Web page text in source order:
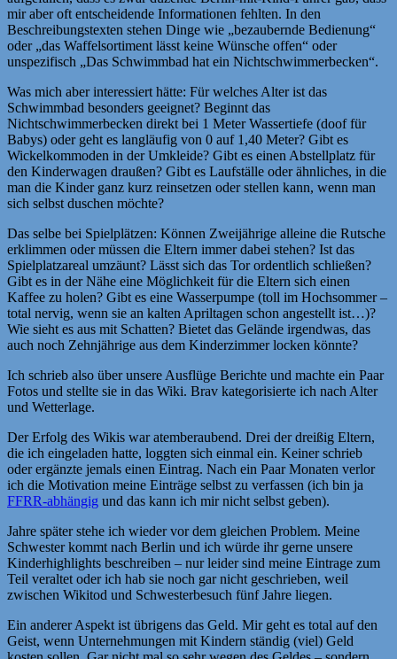
mir aber oft entscheidende Informationen fehlten. In den
Beschreibungstexten stehen Dinge wie „bezaubernde Bedienung“
oder „das Waffelsortiment lässt keine Wünsche offen“ oder
unspezifisch „Das Schwimmbad hat ein Nichtschwimmerbecken“.
Was mich aber interessiert hätte: Für welches Alter ist das
Schwimmbad besonders geeignet? Beginnt das
Nichtschwimmerbecken direkt bei 1 Meter Wassertiefe (doof für
Babys) oder geht es langläufig von 0 auf 1,40 Meter? Gibt es
Wickelkommoden in der Umkleide? Gibt es einen Abstellplatz für
den Kinderwagen draußen? Gibt es Laufställe oder ähnliches, in die
man die Kinder ganz kurz reinsetzen oder stellen kann, wenn man
sich selbst duschen möchte?
Das selbe bei Spielplätzen: Können Zweijährige alleine die Rutsche
erklimmen oder müssen die Eltern immer dabei stehen? Ist das
Spielplatzareal umzäunt? Lässt sich das Tor ordentlich schließen?
Gibt es in der Nähe eine Möglichkeit für die Eltern sich einen
Kaffee zu holen? Gibt es eine Wasserpumpe (toll im Hochsommer –
total nervig, wenn sie an kalten Apriltagen schon angestellt ist…)?
Wie sieht es aus mit Schatten? Bietet das Gelände irgendwas, das
auch noch Zehnjährige aus dem Kinderzimmer locken könnte?
Ich schrieb also über unsere Ausflüge Berichte und machte ein Paar
Fotos und stellte sie in das Wiki. Brav kategorisierte ich nach Alter
und Wetterlage.
Der Erfolg des Wikis war atemberaubend. Drei der dreißig Eltern,
die ich eingeladen hatte, loggten sich einmal ein. Keiner schrieb
oder ergänzte jemals einen Eintrag. Nach ein Paar Monaten verlor
ich die Motivation meine Einträge selbst zu verfassen (ich bin ja
FFRR-abhängig und das kann ich mir nicht selbst geben).
Jahre später stehe ich wieder vor dem gleichen Problem. Meine
Schwester kommt nach Berlin und ich würde ihr gerne unsere
Kinderhighlights beschreiben – nur leider sind meine Eintrage zum
Teil veraltet oder ich hab sie noch gar nicht geschrieben, weil
zwischen Wikitod und Schwesterbesuch fünf Jahre liegen.
Ein anderer Aspekt ist übrigens das Geld. Mir geht es total auf den
Geist, wenn Unternehmungen mit Kindern ständig (viel) Geld